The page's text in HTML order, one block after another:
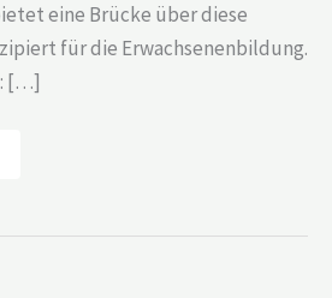
eine Brücke über diese
für die Erwachsenenbildung.
[…]